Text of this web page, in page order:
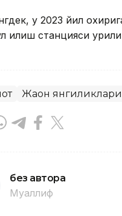
у 2023 йил
қилиш станцияси
Жаҳон янгиликлари
без автора
Муаллиф